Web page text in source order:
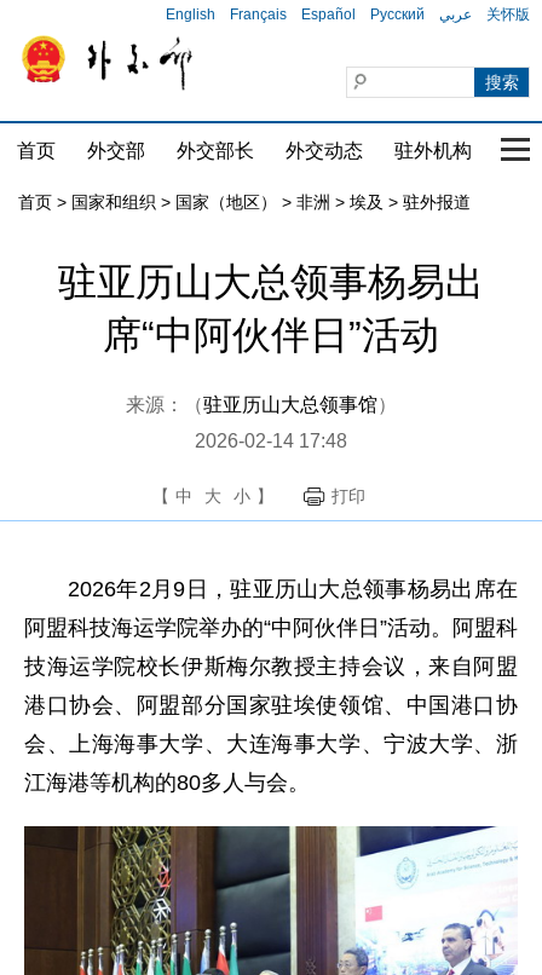
English Français Español Русский عربي 关怀版
首页 外交部 外交部长 外交动态 驻外机构 国
首页 > 国家和组织 > 国家（地区） > 非洲 > 埃及 > 驻外报道
驻亚历山大总领事杨易出
席“中阿伙伴日”活动
来源：（驻亚历山大总领事馆）
2026-02-14 17:48
【 中 大 小 】 打印
2026年2月9日，驻亚历山大总领事杨易出席在
阿盟科技海运学院举办的“中阿伙伴日”活动。阿盟科
技海运学院校长伊斯梅尔教授主持会议，来自阿盟
港口协会、阿盟部分国家驻埃使领馆、中国港口协
会、上海海事大学、大连海事大学、宁波大学、浙
江海港等机构的80多人与会。